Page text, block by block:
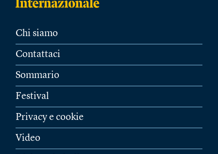
Chi siamo
Contattaci
Sommario
Festival
Privacy e cookie
Video